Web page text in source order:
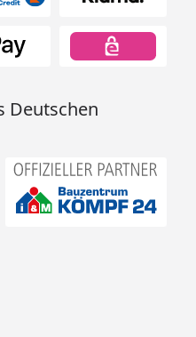
Deutschen